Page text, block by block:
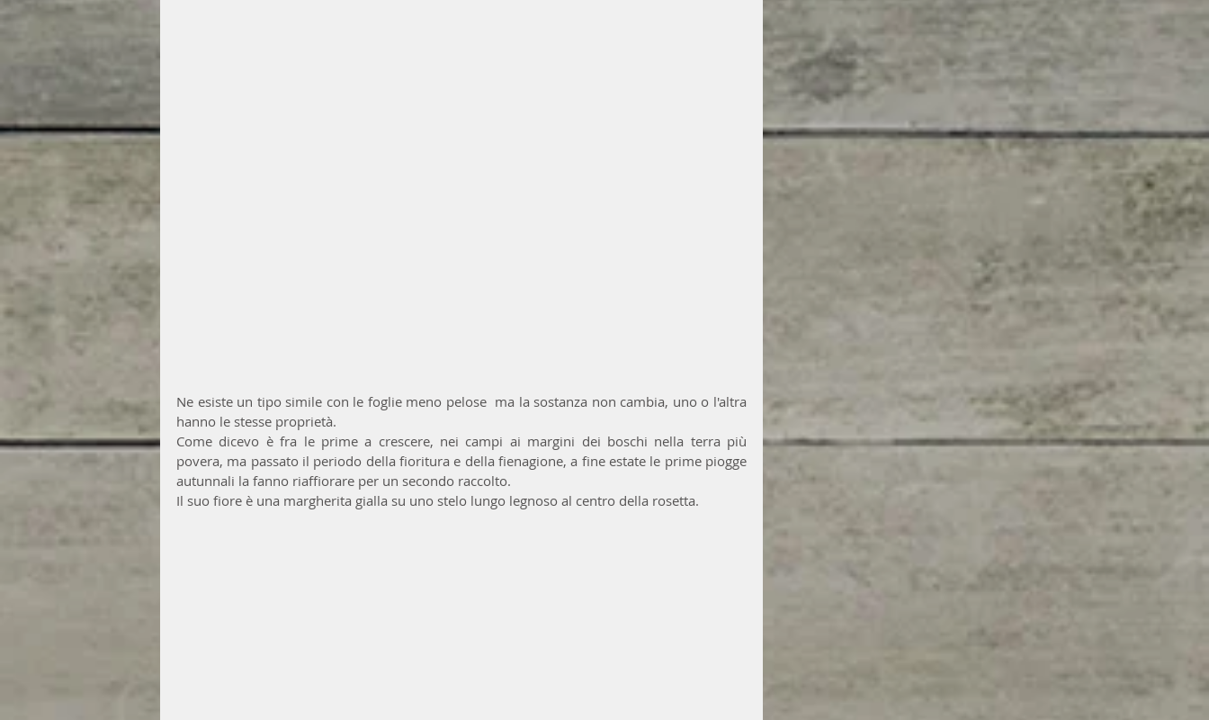
Ne esiste un tipo simile con le foglie meno pelose  ma la sostanza non cambia, uno o l'altra
hanno le stesse proprietà.
Come dicevo è fra le prime a crescere, nei campi ai margini dei boschi nella terra più
povera, ma passato il periodo della fioritura e della fienagione, a fine estate le prime piogge
autunnali la fanno riaffiorare per un secondo raccolto.
Il suo fiore è una margherita gialla su uno stelo lungo legnoso al centro della rosetta.